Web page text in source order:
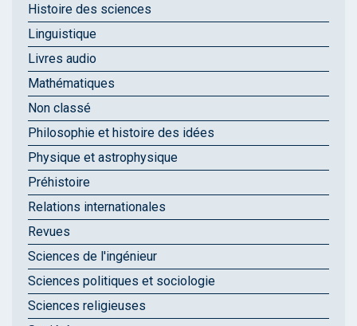
Histoire des sciences
Linguistique
Livres audio
Mathématiques
Non classé
Philosophie et histoire des idées
Physique et astrophysique
Préhistoire
Relations internationales
Revues
Sciences de l'ingénieur
Sciences politiques et sociologie
Sciences religieuses